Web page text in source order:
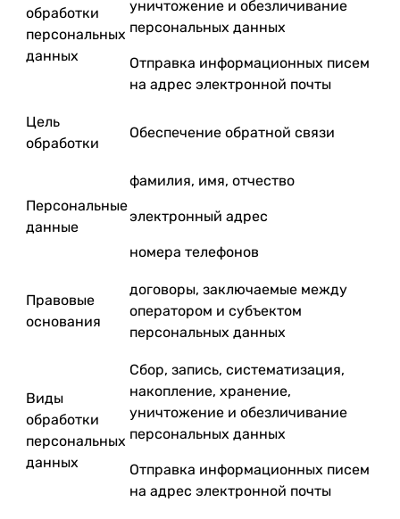
обработки
персональных
данных
уничтожение и обезличивание
персональных данных
Отправка информационных писем
на адрес электронной почты
Цель
обработки
Обеспечение обратной связи
Персональные
данные
фамилия, имя, отчество
электронный адрес
номера телефонов
Правовые
основания
договоры, заключаемые между
оператором и субъектом
персональных данных
Виды
обработки
персональных
данных
Сбор, запись, систематизация,
накопление, хранение,
уничтожение и обезличивание
персональных данных
Отправка информационных писем
на адрес электронной почты